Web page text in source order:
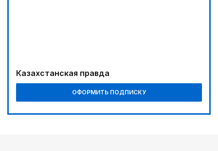
Казахстанская правда
ОФОРМИТЬ ПОДПИСКУ